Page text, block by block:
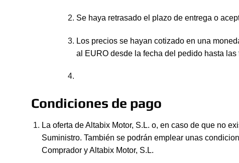
Se haya retrasado el plazo de entrega o
Los precios se hayan cotizado en una
al EURO desde la fecha del pedido hasta
Condiciones de pago
La oferta de Altabix Motor, S.L. o, en caso de que no
Suministro. También se podrán emplear unas
Comprador y Altabix Motor, S.L.